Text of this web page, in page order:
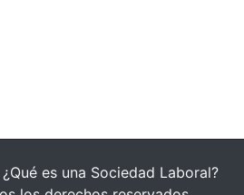
¿Qué es una Sociedad Laboral?